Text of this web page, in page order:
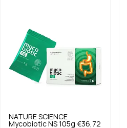
NATURE SCIENCE
Mycobiotic NS 105g €36,72